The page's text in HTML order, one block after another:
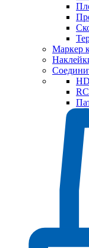
Маркер